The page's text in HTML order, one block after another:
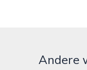
Andere